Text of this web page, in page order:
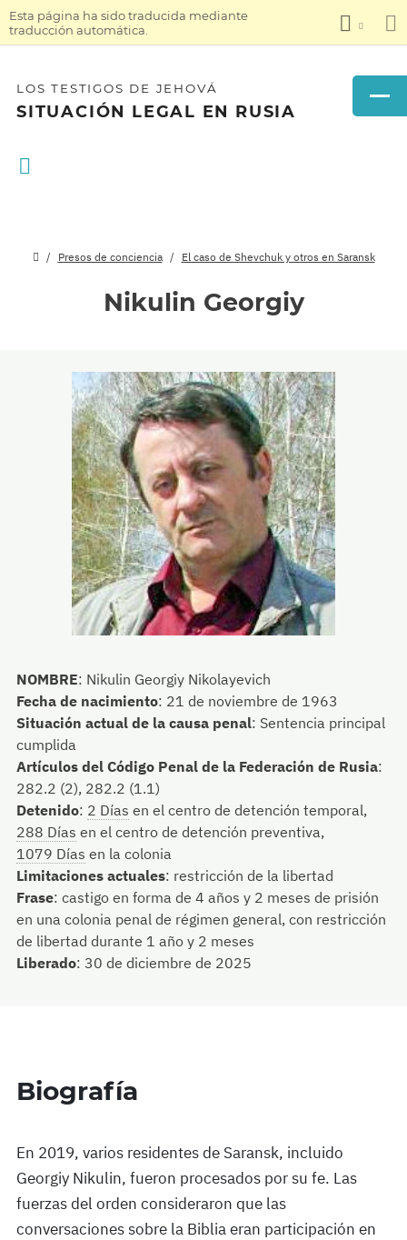
Esta página ha sido traducida mediante
traducción automática.
LOS TESTIGOS DE JEHOVÁ
SITUACIÓN LEGAL EN RUSIA
Presos de conciencia El caso de Shevchuk y otros en Saransk
Nikulin Georgiy
NOMBRE: Nikulin Georgiy Nikolayevich
Fecha de nacimiento: 21 de noviembre de 1963
Situación actual de la causa penal: Sentencia principal
cumplida
Artículos del Código Penal de la Federación de Rusia:
282.2 (2), 282.2 (1.1)
Detenido: 2 Días en el centro de detención temporal,
288 Días en el centro de detención preventiva,
1079 Días en la colonia
Limitaciones actuales: restricción de la libertad
Frase: castigo en forma de 4 años y 2 meses de prisión
en una colonia penal de régimen general, con restricción
de libertad durante 1 año y 2 meses
Liberado: 30 de diciembre de 2025
Biografía
En 2019, varios residentes de Saransk, incluido
Georgiy Nikulin, fueron procesados por su fe. Las
fuerzas del orden consideraron que las
conversaciones sobre la Biblia eran participación en